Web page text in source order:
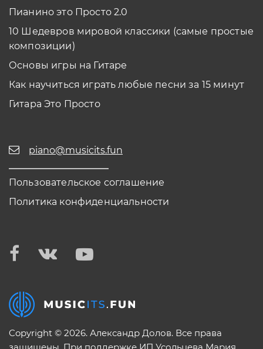
Пианино это Просто 2.0
10 Шедевров мировой классики (самые простые
композиции)
Основы игры на Гитаре
Как научиться играть любые песни за 15 минут
Гитара Это Просто
piano@musicits.fun
Пользовательское соглашение
Политика конфиденциальности
Copyright © 2026. Александр Долов. Все права